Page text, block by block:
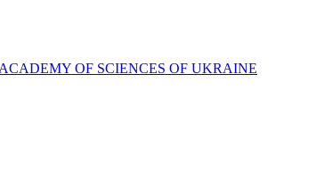
OF SCIENCES OF UKRAINE